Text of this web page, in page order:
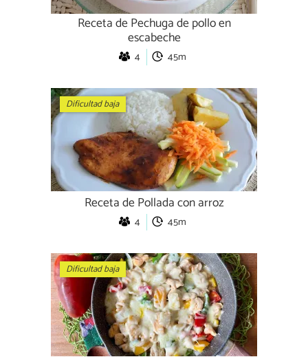
Receta de Pechuga de pollo en
escabeche
4 45m
Dificultad baja
Receta de Pollada con arroz
4 45m
Dificultad baja